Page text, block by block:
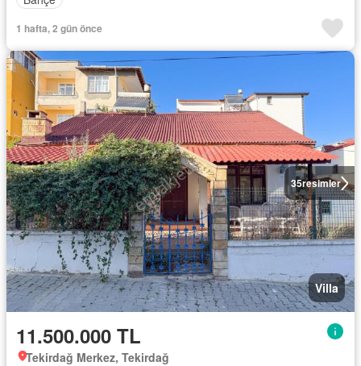
1 hafta, 2 gün önce
35resimler
Villa
11.500.000 TL
Tekirdağ Merkez, Tekirdağ